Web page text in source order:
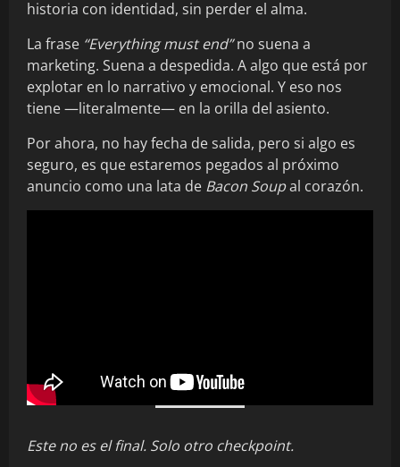
historia con identidad, sin perder el alma.
La frase “Everything must end”no suena a
marketing. Suena a despedida. A algo que está por
explotar en lo narrativo y emocional. Y eso nos
tiene —literalmente— en la orilla del asiento.
Por ahora, no hay fecha de salida, pero si algo es
seguro, es que estaremos pegados al próximo
anuncio como una lata de Bacon Soupal corazón.
Este no es el final. Solo otro checkpoint.